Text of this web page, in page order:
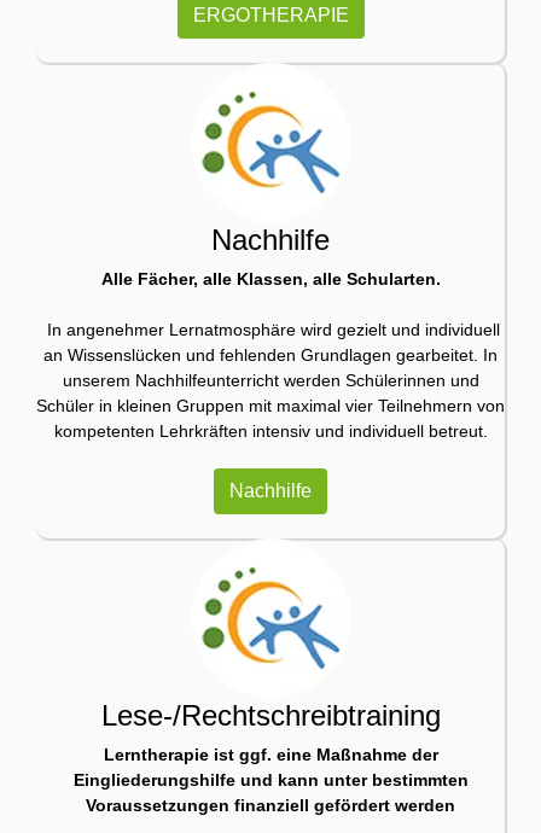
ERGOTHERAPIE
Nachhilfe
Alle Fächer, alle Klassen, alle Schularten.
In angenehmer Lernatmosphäre wird gezielt und individuell
an Wissenslücken und fehlenden Grundlagen gearbeitet. In
unserem Nachhilfeunterricht werden Schülerinnen und
Schüler in kleinen Gruppen mit maximal vier Teilnehmern von
kompetenten Lehrkräften intensiv und individuell betreut.
Nachhilfe
Lese-/Rechtschreibtraining
Lerntherapie ist ggf. eine Maßnahme der
Eingliederungshilfe und kann unter bestimmten
Voraussetzungen finanziell gefördert werden